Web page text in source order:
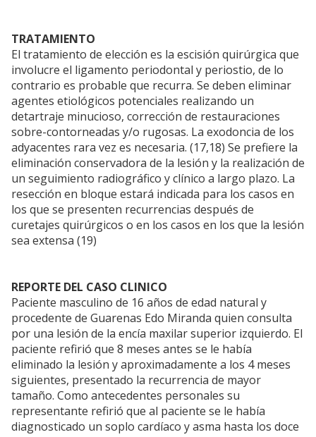
TRATAMIENTO
El tratamiento de elección es la escisión quirúrgica que
involucre el ligamento periodontal y periostio, de lo
contrario es probable que recurra. Se deben eliminar
agentes etiológicos potenciales realizando un
detartraje minucioso, corrección de restauraciones
sobre-contorneadas y/o rugosas. La exodoncia de los
adyacentes rara vez es necesaria. (17,18) Se prefiere la
eliminación conservadora de la lesión y la realización de
un seguimiento radiográfico y clínico a largo plazo. La
resección en bloque estará indicada para los casos en
los que se presenten recurrencias después de
curetajes quirúrgicos o en los casos en los que la lesión
sea extensa (19)
REPORTE DEL CASO CLINICO
Paciente masculino de 16 años de edad natural y
procedente de Guarenas Edo Miranda quien consulta
por una lesión de la encía maxilar superior izquierdo. El
paciente refirió que 8 meses antes se le había
eliminado la lesión y aproximadamente a los 4 meses
siguientes, presentado la recurrencia de mayor
tamaño. Como antecedentes personales su
representante refirió que al paciente se le había
diagnosticado un soplo cardíaco y asma hasta los doce